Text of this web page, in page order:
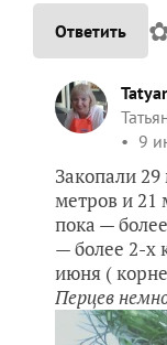
Ответить
9
Закопали
метров и 21
пока —
— более 2-х
июня (
Перцев